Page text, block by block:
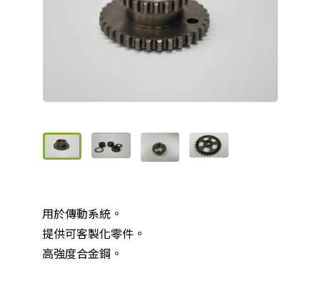
用於傳動系統。
提供可客製化零件。
高強度合金鋼。